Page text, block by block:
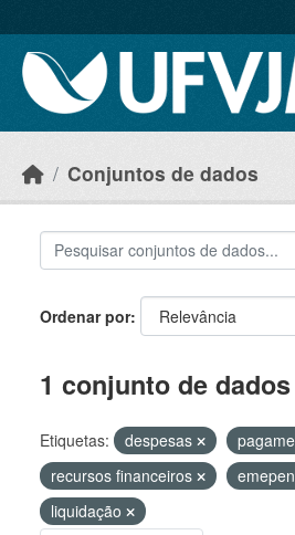
Conjuntos de dados
Ordenar por
1 conjunto de
Etiquetas: despesas
recursos financeiros
liquidação